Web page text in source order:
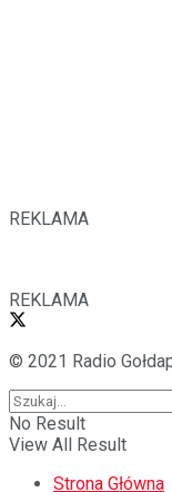
REKLAMA
REKLAMA
© 2021 Radio
No Result
View All Result
Strona Główna